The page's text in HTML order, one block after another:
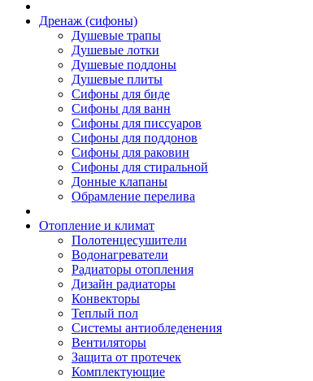
Дренаж (сифоны)
Душевые трапы
Душевые лотки
Душевые поддоны
Душевые плиты
Сифоны для биде
Сифоны для ванн
Сифоны для писсуаров
Сифоны для поддонов
Сифоны для раковин
Сифоны для стиральной
Донные клапаны
Обрамление перелива
Отопление и климат
Полотенцесушители
Водонагреватели
Радиаторы отопления
Дизайн радиаторы
Конвекторы
Теплый пол
Системы антиобледенения
Вентиляторы
Защита от протечек
Комплектующие